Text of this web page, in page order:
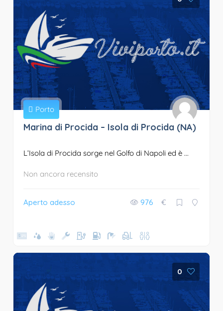
Porto
Marina di Procida – Isola di Procida (NA)
L’Isola di Procida sorge nel Golfo di Napoli ed è ...
Non ancora recensito
Aperto adesso 976 €
0